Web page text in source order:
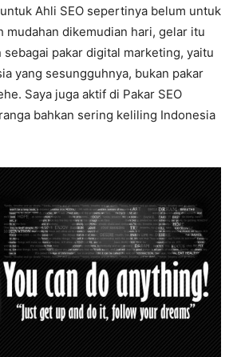
Ahli SEO sepertinya belum untuk
mudahan dikemudian hari, gelar itu
sebagai pakar digital marketing, yaitu
yang sesungguhnya, bukan pakar
Saya juga aktif di Pakar SEO
bahkan sering keliling Indonesia